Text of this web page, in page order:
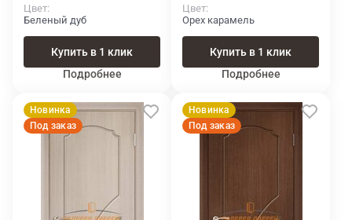
Цвет
Беленый дуб
Купить в 1 клик
Подробнее
Цвет
Орех карамель
Купить в 1 клик
Подробнее
Новинка
Под заказ
Новинка
Под заказ